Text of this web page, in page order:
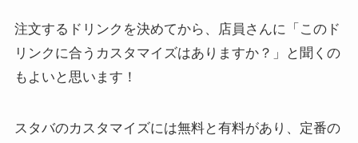
注文するドリンクを決めてから、店員さんに「このド
リンクに合うカスタマイズはありますか？」と聞くの
もよいと思います！
スタバのカスタマイズには無料と有料があり、定番の